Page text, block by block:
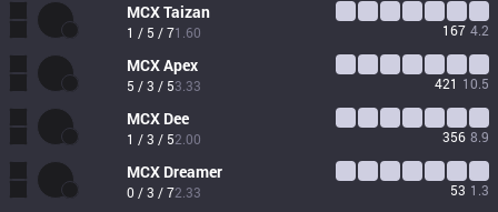
MCXTaizan
1 / 5 / 71.60 167 4.2
MCXApex
5 / 3 / 53.33 421 10.5
MCX Dee
1 / 3 / 52.00 356 8.9
MCX Dreamer
0 / 3 / 72.33 53 1.3